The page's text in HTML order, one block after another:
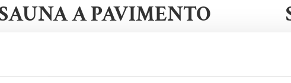
A PAVIMENTO
bagno di pietra dell’Hotel im Park, pietre
altro luogo